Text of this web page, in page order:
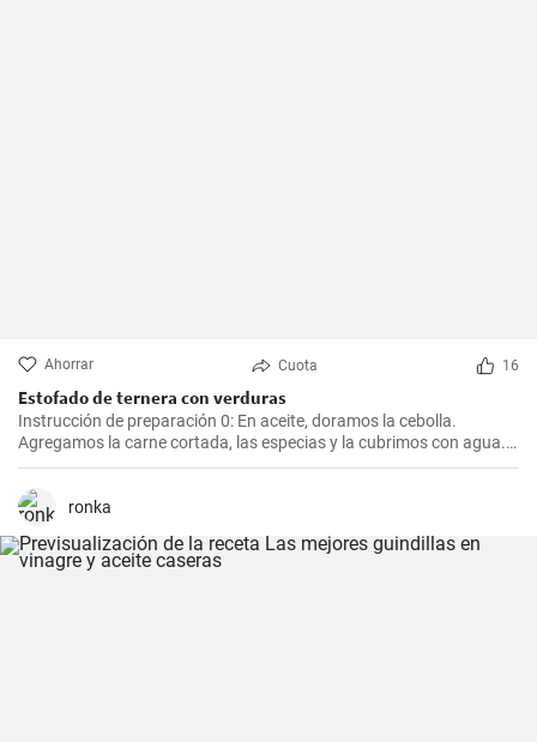
Ahorrar Cuota 16
Estofado de ternera con verduras
Instrucción de preparación 0: En aceite, doramos la cebolla.
Agregamos la carne cortada, las especias y la cubrimos con agua.
Cocinamos hasta que esté tierna. Luego, agregamos las verduras,
el puré y cocinamos hasta que todo esté suave. Finalmente
agregamos la crema y dejamos que hierva.
ronka